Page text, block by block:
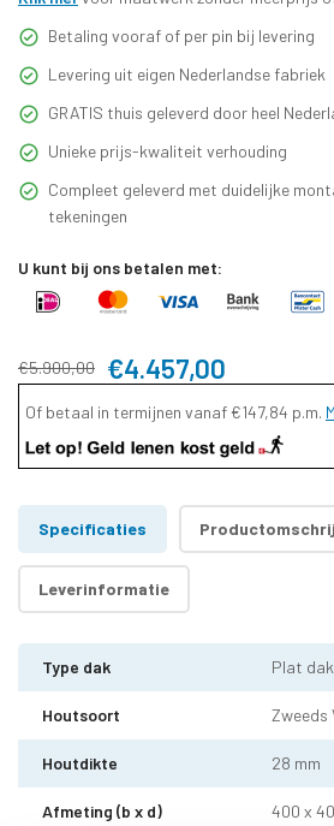
Betaling vooraf of per pin bij levering
Levering uit eigen Nederlandse fabriek
GRATIS thuis geleverd door heel
Unieke prijs-kwaliteit verhouding
Compleet geleverd met duidelijke
tekeningen
U kunt bij ons betalen met:
€5.900,00 €4.457,00
Of betaal in termijnen vanaf €147,84 p.m.
Specificaties
Leverinformatie
Type dak Plat dak
Houtsoort Zweeds
Houtdikte 28 mm
Afmeting (b x d) 400 x